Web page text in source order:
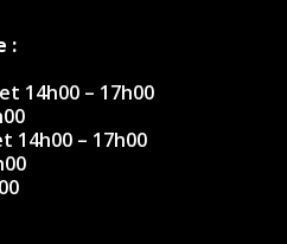
:
14h00 – 17h00
14h00 – 17h00